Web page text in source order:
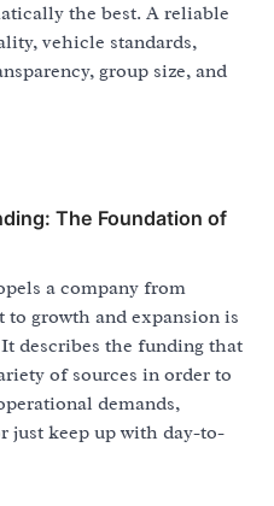
the best. A reliable
vehicle standards,
group size, and
The Foundation of
a company from
growth and expansion is
describes the funding that
of sources in order to
demands,
just keep up with day-to-